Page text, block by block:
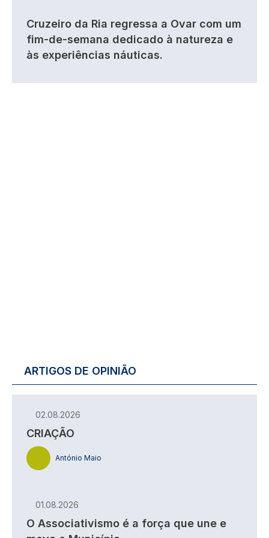
Cruzeiro da Ria regressa a Ovar com um
fim-de-semana dedicado à natureza e
às experiências náuticas.
ARTIGOS DE OPINIÃO
02.08.2026
CRIAÇÃO
António Maio
01.08.2026
O Associativismo é a força que une e